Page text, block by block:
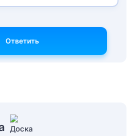
Ответить